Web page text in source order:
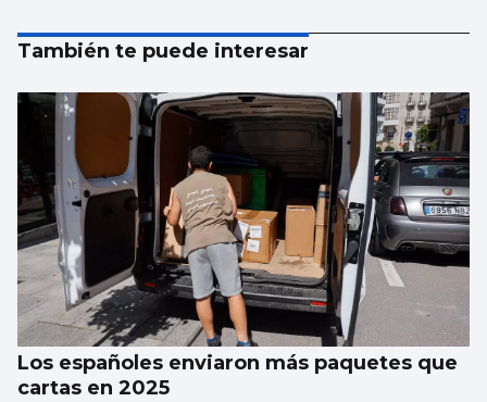
También te puede interesar
Los españoles enviaron más paquetes que
cartas en 2025